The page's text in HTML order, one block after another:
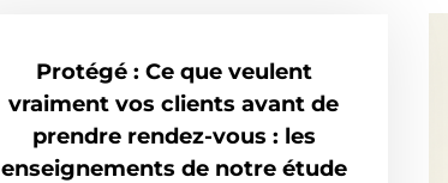
Protégé : Ce que veulent
vraiment vos clients avant de
prendre rendez-vous : les
enseignements de notre étude